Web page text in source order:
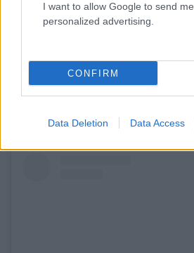
I want to allow Google to send me
personalized advertising.
CONFIRM
Data Deletion Data Access